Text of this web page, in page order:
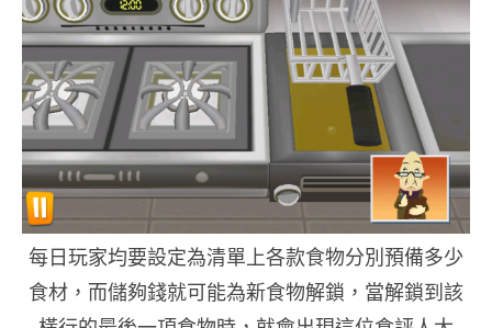
每日玩家均要設定為清單上各款食物分別預備多少
食材，而儲夠錢就可能為新食物解鎖，當解鎖到該